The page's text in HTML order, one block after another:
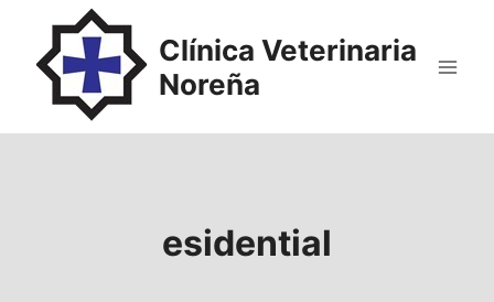
contenido
Clínica Veterinaria
Noreña
esidential